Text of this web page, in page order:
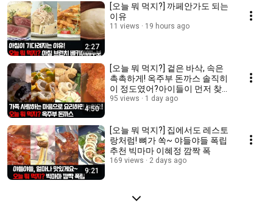
2:27
[오늘 뭐 먹지?] 까페안가도 되는
이유
11 views 19 hours ago
4:50
[오늘 뭐 먹지?] 겉은 바삭, 속은
촉촉하게! 옥주부 돈까스 솔직히
이 정도였어?아이들이 먼저 찾는
옥주부 돈까스
95 views 1 day ago
9:21
[오늘 뭐 먹지?] 집에서도 레스토
랑처럼! 뼈가 쏙~ 야들야들 폭립
추천 빅마마 이혜정 깜짝 폭
169 views 2 days ago